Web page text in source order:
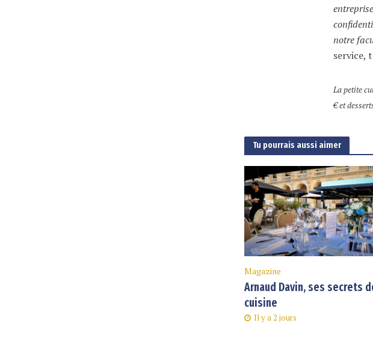
notre
service,
La petite
€ et
Tu pourrais aussi aimer
Magazine
Arnaud Davin, ses secrets
cuisine
Il y a 2 jours